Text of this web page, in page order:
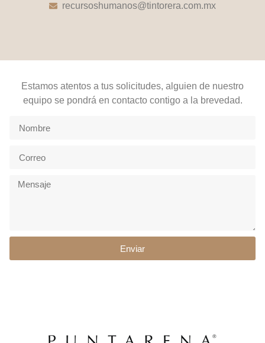
recursoshumanos@tintorera.com.mx
Estamos atentos a tus solicitudes, alguien de nuestro
equipo se pondrá en contacto contigo a la brevedad.
Enviar